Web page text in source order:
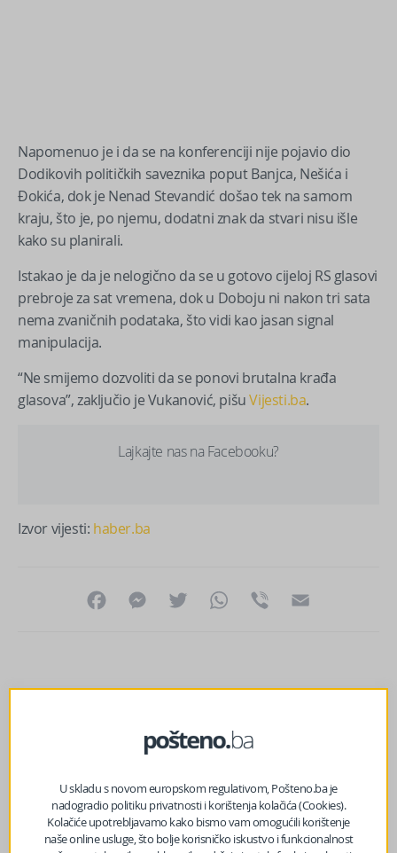
Napomenuo je i da se na konferenciji nije pojavio dio
Dodikovih političkih saveznika poput Banjca, Nešića i
Đokića, dok je Nenad Stevandić došao tek na samom
kraju, što je, po njemu, dodatni znak da stvari nisu išle
kako su planirali.
Istakao je da je nelogično da se u gotovo cijeloj RS glasovi
prebroje za sat vremena, dok u Doboju ni nakon tri sata
nema zvaničnih podataka, što vidi kao jasan signal
manipulacija.
“Ne smijemo dozvoliti da se ponovi brutalna krađa
glasova”, zaključio je Vukanović, pišuVijesti.ba.
Lajkajte nas na Facebooku?
Izvor vijesti: haber.ba
FacebookMessenger
Twitter WhatsApp
Viber
U skladu s novom europskom regulativom, Pošteno.ba je
nadogradio politiku privatnosti i korištenja kolačića (Cookies).
Kolačiće upotrebljavamo kako bismo vam omogućili korištenje
naše online usluge, što bolje korisničko iskustvo i funkcionalnost